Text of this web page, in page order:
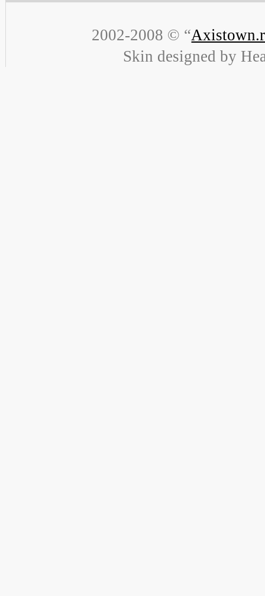
2002-2008 © “
Skin designed by